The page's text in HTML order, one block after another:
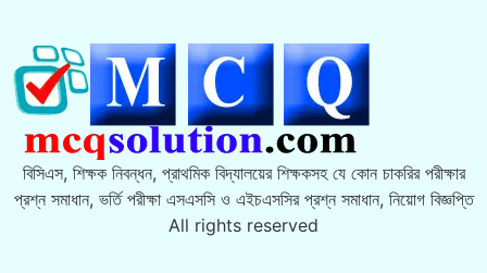
বিসিএস, শিক্ষক নিবন্ধন, প্রাথমিক বিদ্যালয়ের শিক্ষকসহ যে কোন চাকরির পরীক্ষার
প্রশ্ন সমাধান, ভর্তি পরীক্ষা এসএসসি ও এইচএসসির প্রশ্ন সমাধান, নিয়োগ বিজ্ঞপ্তি
All rights reserved